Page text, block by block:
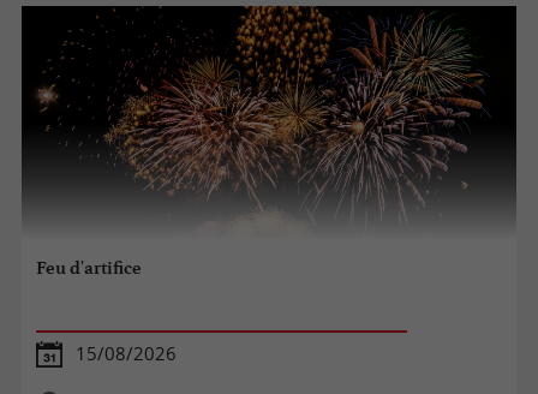
Feu d'artifice
15/08/2026